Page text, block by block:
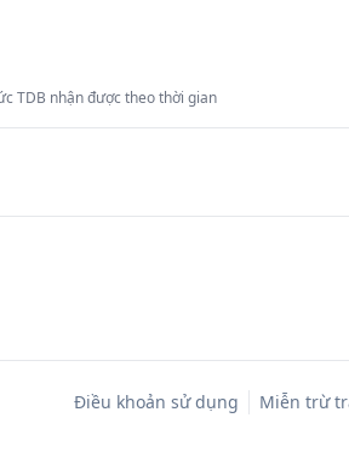
TDB nhận được theo thời gian
Điều khoản sử dụng Miễn trừ